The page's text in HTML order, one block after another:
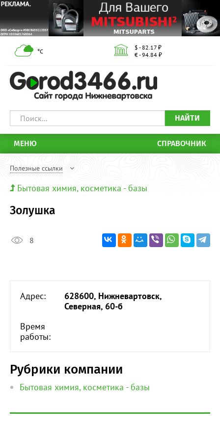
°С
$ - 82.17 ₽
€ - 94.84 ₽
НАЙТИ
МЕНЮ СПРАВОЧНИК
Полезные ссылки
Бытовая химия, косметика - базы
Золушка
8
Адрес:
628600, Нижневартовск,
Северная, 60-б
Время
работы:
Рубрики компании
Бытовая химия, косметика - базы